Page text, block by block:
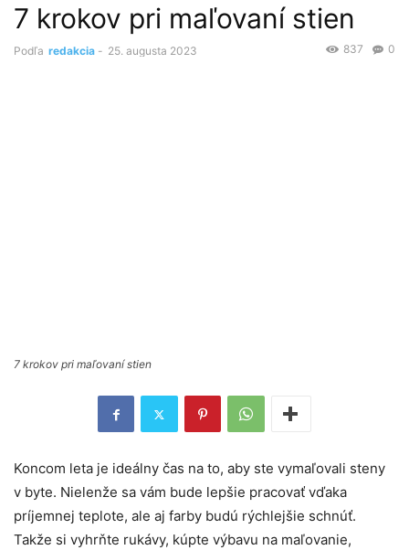
7 krokov pri maľovaní stien
Podľa redakcia - 25. augusta 2023 0
837
7 krokov pri maľovaní stien
Koncom leta je ideálny čas na to, aby ste vymaľovali steny
v byte. Nielenže sa vám bude lepšie pracovať vďaka
príjemnej teplote, ale aj farby budú rýchlejšie schnúť.
Takže si vyhrňte rukávy, kúpte výbavu na maľovanie,